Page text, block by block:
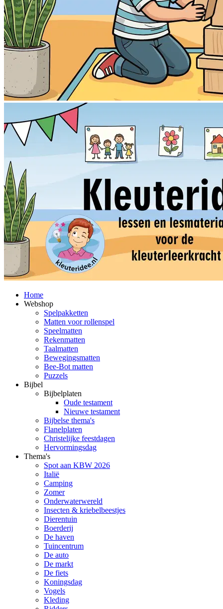
Home
Webshop
Spelpakketten
Matten voor rollenspel
Speelmatten
Rekenmatten
Taalmatten
Bewegingsmatten
Bee-Bot matten
Puzzels
Bijbel
Bijbelplaten
Oude testament
Nieuwe testament
Bijbelse thema's
Flanelplaten
Christelijke feestdagen
Hervormingsdag
Thema's
Spot aan KBW 2026
Italië
Camping
Zomer
Onderwaterwereld
Insecten & kriebelbeestjes
Dierentuin
Boerderij
De haven
Tuincentrum
De auto
De markt
De fiets
Koningsdag
Vogels
Kleding